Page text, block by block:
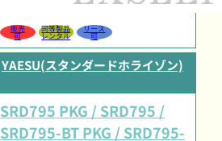
販売
可
同等製品
レンタル
リース
可
YAESU(スタンダードホライゾン)
SRD795 PKG / SRD795 /
SRD795-BT PKG / SRD795-